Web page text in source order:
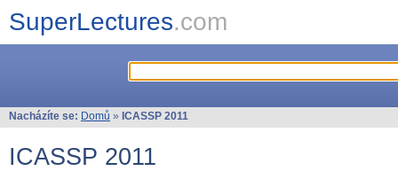
SuperLectures.com
Nacházíte se: Domů » ICASSP 2011
ICASSP 2011